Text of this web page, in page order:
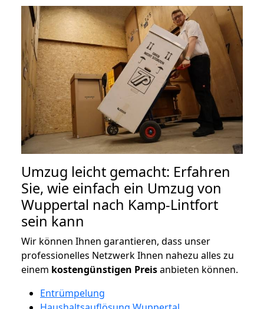
Umzug leicht gemacht: Erfahren
Sie, wie einfach ein Umzug von
Wuppertal nach Kamp-Lintfort
sein kann
Wir können Ihnen garantieren, dass unser
professionelles Netzwerk Ihnen nahezu alles zu
einem kostengünstigen Preisanbieten können.
Entrümpelung